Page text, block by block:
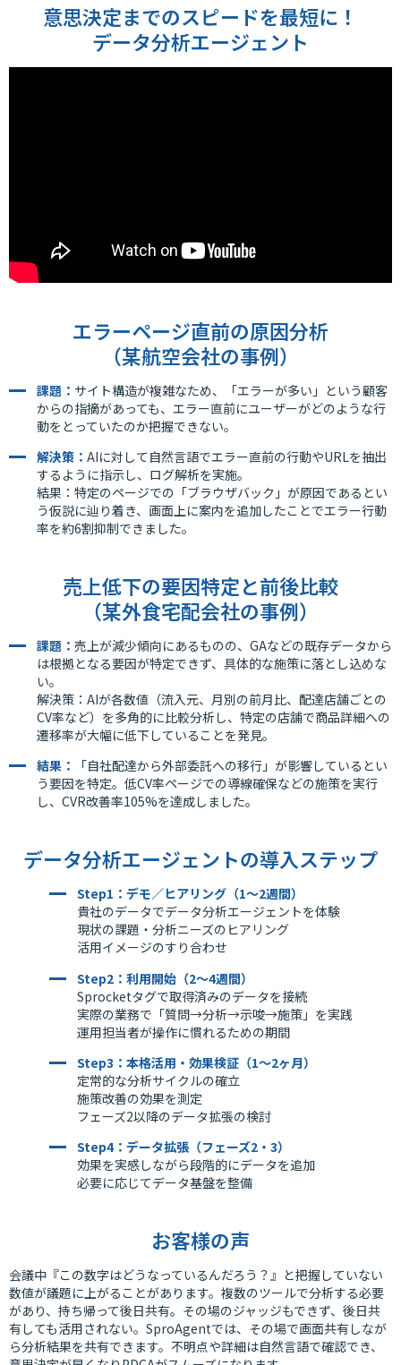
意思決定までのスピードを最短に！
データ分析エージェント
エラーページ直前の原因分析
（某航空会社の事例）
課題： サイト構造が複雑なため、「エラーが多い」という顧客
からの指摘があっても、エラー直前にユーザーがどのような行
動をとっていたのか把握できない。
解決策： AIに対して自然言語でエラー直前の行動やURLを抽出
するように指示し、ログ解析を実施。
結果：特定のページでの「ブラウザバック」が原因であるとい
う仮説に辿り着き、画面上に案内を追加したことでエラー行動
率を約6割抑制できました。
売上低下の要因特定と前後比較
（某外食宅配会社の事例）
課題： 売上が減少傾向にあるものの、GAなどの既存データから
は根拠となる要因が特定できず、具体的な施策に落とし込めな
い。
解決策：AIが各数値（流入元、月別の前月比、配達店舗ごとの
CV率など）を多角的に比較分析し、特定の店舗で商品詳細への
遷移率が大幅に低下していることを発見。
結果：
「自社配達から外部委託への移行」が影響しているとい
う要因を特定。低CV率ページでの導線確保などの施策を実行
し、CVR改善率105%を達成しました。
データ分析エージェントの導入ステップ
Step1：デモ／ヒアリング（1〜2週間）
貴社のデータでデータ分析エージェントを体験
現状の課題・分析ニーズのヒアリング
活用イメージのすり合わせ
Step2：利用開始（2〜4週間）
Sprocketタグで取得済みのデータを接続
実際の業務で「質問→分析→示唆→施策」を実践
運用担当者が操作に慣れるための期間
Step3：本格活用・効果検証（1〜2ヶ月）
定常的な分析サイクルの確立
施策改善の効果を測定
フェーズ2以降のデータ拡張の検討
Step4：データ拡張（フェーズ2・3）
効果を実感しながら段階的にデータを追加
必要に応じてデータ基盤を整備
お客様の声
会議中『この数字はどうなっているんだろう？』と把握していない
数値が議題に上がることがあります。複数のツールで分析する必要
があり、持ち帰って後日共有。その場のジャッジもできず、後日共
有しても活用されない。SproAgentでは、その場で画面共有しなが
ら分析結果を共有できます。不明点や詳細は自然言語で確認でき、